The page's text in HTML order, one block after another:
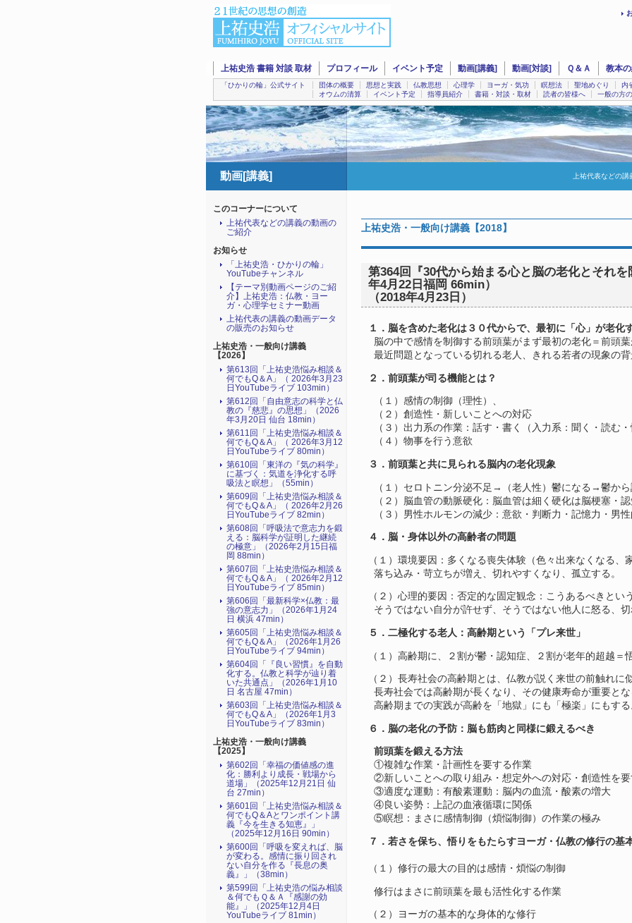
上祐史浩 書籍 対談 取材 プロフィール イベント予定 動画[講義] 動画[対談] Ｑ＆Ａ 教本
「ひかりの輪」公式サイト 団体の概要 思想と実践 仏教思想 心理学 ヨーガ・気功 瞑想法 聖地めぐり
内
オウムの清算
イベント予定 指導員紹介 書籍・対談・取材 読者の皆様へ 一般の方
動画[講義] 上祐代表などの講
上祐史浩・一般向け講義【2018】
第364回『30代から始まる心と脳の老化とそれを
年4月22日福岡 66min）
（2018年4月23日）
１．脳を含めた老化は３０代からで、最初に「心」が老化
脳の中で感情を制御する前頭葉がまず最初の老化＝前頭
最近問題となっている切れる老人、きれる若者の現象の
２．前頭葉が司る機能とは？
（１）感情の制御（理性）、
（２）創造性・新しいことへの対応
（３）出力系の作業：話す・書く（入力系：聞く・読む
（４）物事を行う意欲
３．前頭葉と共に見られる脳内の老化現象
（１）セロトニン分泌不足→（老人性）鬱になる→鬱から
（２）脳血管の動脈硬化：脳血管は細く硬化は脳梗塞・
（３）男性ホルモンの減少：意欲・判断力・記憶力・男
４．脳・身体以外の高齢者の問題
（１）環境要因：多くなる喪失体験（色々出来なくなる、
落ち込み・苛立ちが増え、切れやすくなり、孤立する。
（２）心理的要因：否定的な固定観念：こうあるべきとい
そうではない自分が許せず、そうではない他人に怒る、
５．二極化する老人：高齢期という「プレ来世」
（１）高齢期に、２割が鬱・認知症、２割が老年的超越＝
（２）長寿社会の高齢期とは、仏教が説く来世の前触れに
長寿社会では高齢期が長くなり、その健康寿命が重要と
高齢期までの実践が高齢を「地獄」にも「極楽」にもす
６．脳の老化の予防：脳も筋肉と同様に鍛えるべき
前頭葉を鍛える方法
①複雑な作業・計画性を要する作業
②新しいことへの取り組み・想定外への対応・創造性を
③適度な運動：有酸素運動：脳内の血流・酸素の増大
④良い姿勢：上記の血液循環に関係
⑤瞑想：まさに感情制御（煩悩制御）の作業の極み
７．若さを保ち、悟りをもたらすヨーガ・仏教の修行の基
（１）修行の最大の目的は感情・煩悩の制御
修行はまさに前頭葉を最も活性化する作業
（２）ヨーガの基本的な身体的な修行
このコーナーについて
上祐代表などの講義の動画の
ご紹介
お知らせ
「上祐史浩・ひかりの輪」
YouTubeチャンネル
【テーマ別動画ページのご紹
介】上祐史浩：仏教・ヨー
ガ・心理学セミナー動画
上祐代表の講義の動画データ
の販売のお知らせ
上祐史浩・一般向け講義
【2026】
第613回「上祐史浩悩み相談＆
何でもQ＆A」（ 2026年3月23
日YouTubeライブ 103min）
第612回「自由意志の科学と仏
教の『慈悲』の思想」（2026
年3月20日 仙台 18min）
第611回「上祐史浩悩み相談＆
何でもQ＆A」（ 2026年3月12
日YouTubeライブ 80min）
第610回「東洋の『気の科学』
に基づく：気道を浄化する呼
吸法と瞑想」（55min）
第609回「上祐史浩悩み相談＆
何でもQ＆A」（ 2026年2月26
日YouTubeライブ 82min）
第608回「呼吸法で意志力を鍛
える：脳科学が証明した継続
の極意」（2026年2月15日福
岡 88min）
第607回「上祐史浩悩み相談＆
何でもQ＆A」（ 2026年2月12
日YouTubeライブ 85min）
第606回「最新科学×仏教：最
強の意志力」（2026年1月24
日 横浜 47min）
第605回「上祐史浩悩み相談＆
何でもQ＆A」（2026年1月26
日YouTubeライブ 94min）
第604回「『良い習慣』を自動
化する。仏教と科学が辿り着
いた共通点」（2026年1月10
日 名古屋 47min）
第603回「上祐史浩悩み相談＆
何でもQ＆A」（2026年1月3
日YouTubeライブ 83min）
上祐史浩・一般向け講義
【2025】
第602回「幸福の価値感の進
化：勝利より成長・戦場から
道場」（2025年12月21日 仙
台 27min）
第601回「上祐史浩悩み相談＆
何でもQ＆Aとワンポイント講
義『今を生きる知恵』」
（2025年12月16日 90min）
第600回「呼吸を変えれば、脳
が変わる。感情に振り回され
ない自分を作る『長息の奥
義』」（38min）
第599回「上祐史浩の悩み相談
＆何でもＱ＆Ａ『感謝の効
能』」（2025年12月4日
YouTubeライブ 81min）